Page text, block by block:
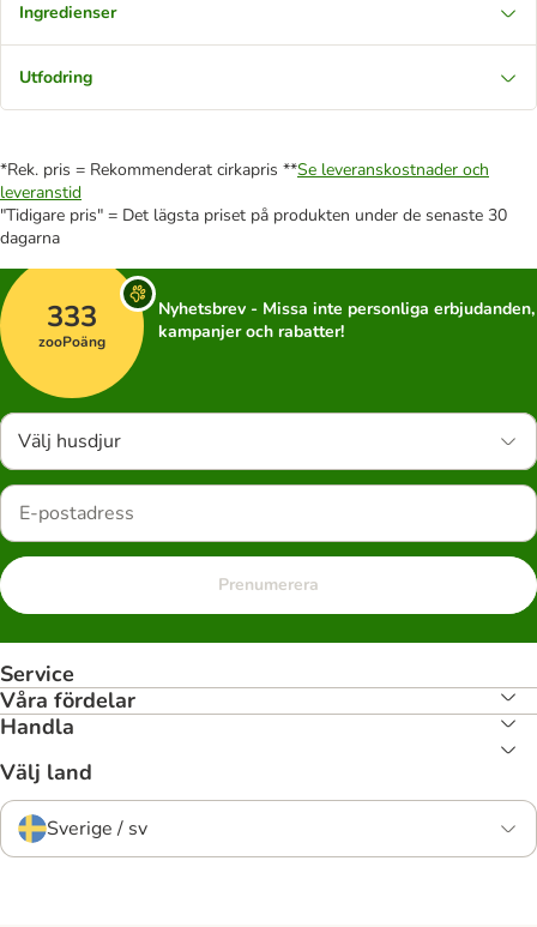
Ingredienser
Utfodring
*Rek. pris = Rekommenderat cirkapris **Se leveranskostnader och
leveranstid
"Tidigare pris" = Det lägsta priset på produkten under de senaste 30
dagarna
333
zooPoäng
Nyhetsbrev - Missa inte personliga erbjudanden,
kampanjer och rabatter!
Välj husdjur
Prenumerera
Service
Våra fördelar
Handla
Välj land
Sverige / sv